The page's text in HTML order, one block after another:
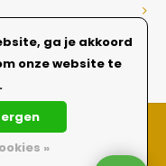
ga je akkoord
onze website te
»